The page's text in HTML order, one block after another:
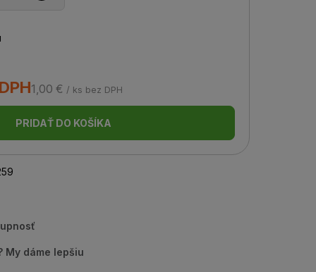
1,00 € / ks bez DPH
PRIDAŤ DO KOŠÍKA
My dáme lepšiu